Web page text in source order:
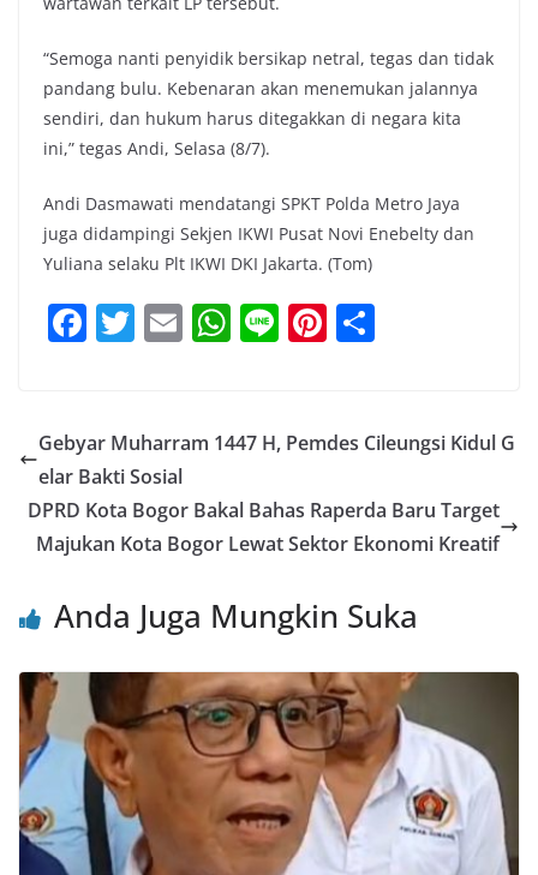
“Semoga nanti penyidik bersikap netral, tegas dan tidak
pandang bulu. Kebenaran akan menemukan jalannya
sendiri, dan hukum harus ditegakkan di negara kita
ini,” tegas Andi, Selasa (8/7).
Andi Dasmawati mendatangi SPKT Polda Metro Jaya
juga didampingi Sekjen IKWI Pusat Novi Enebelty dan
Yuliana selaku Plt IKWI DKI Jakarta. (Tom)
F
e
b
o
o
T
er
E
l
W
s
p
p
Li Pi
e e
Gebyar Muharram 1447 H, Pemdes Cileungsi Kidul G
elar Bakti Sosial
DPRD Kota Bogor Bakal Bahas Raperda Baru Target
Majukan Kota Bogor Lewat Sektor Ekonomi Kreatif
Anda Juga Mungkin Suka